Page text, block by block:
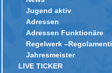
Jugend aktiv
Adressen
Adressen Funktionäre
Regelwerk –Regolamenti
Jahresmeister
LIVE TICKER